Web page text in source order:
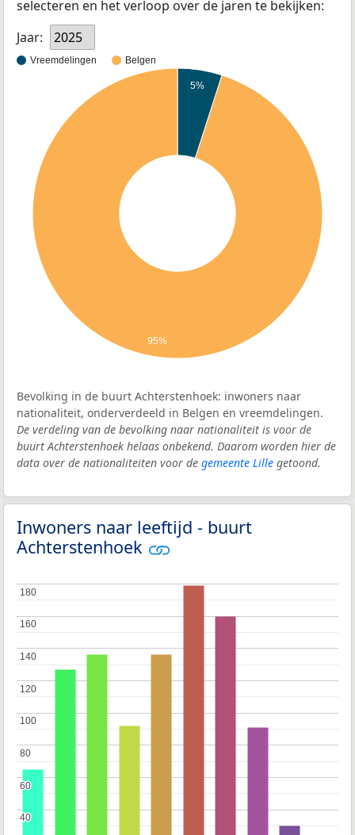
selecteren en het verloop over de jaren te bekijken:
Jaar:
2025
Vreemdelingen Belgen
5%
95%
Bevolking in de buurt Achterstenhoek: inwoners naar
nationaliteit, onderverdeeld in Belgen en vreemdelingen.
De verdeling van de bevolking naar nationaliteit is voor de
buurt Achterstenhoek helaas onbekend. Daarom worden hier de
data over de nationaliteiten voor de gemeente Lille getoond.
Inwoners naar leeftijd - buurt
Achterstenhoek
40
40
60
60
80
80
100
100
120
120
140
140
160
160
180
180